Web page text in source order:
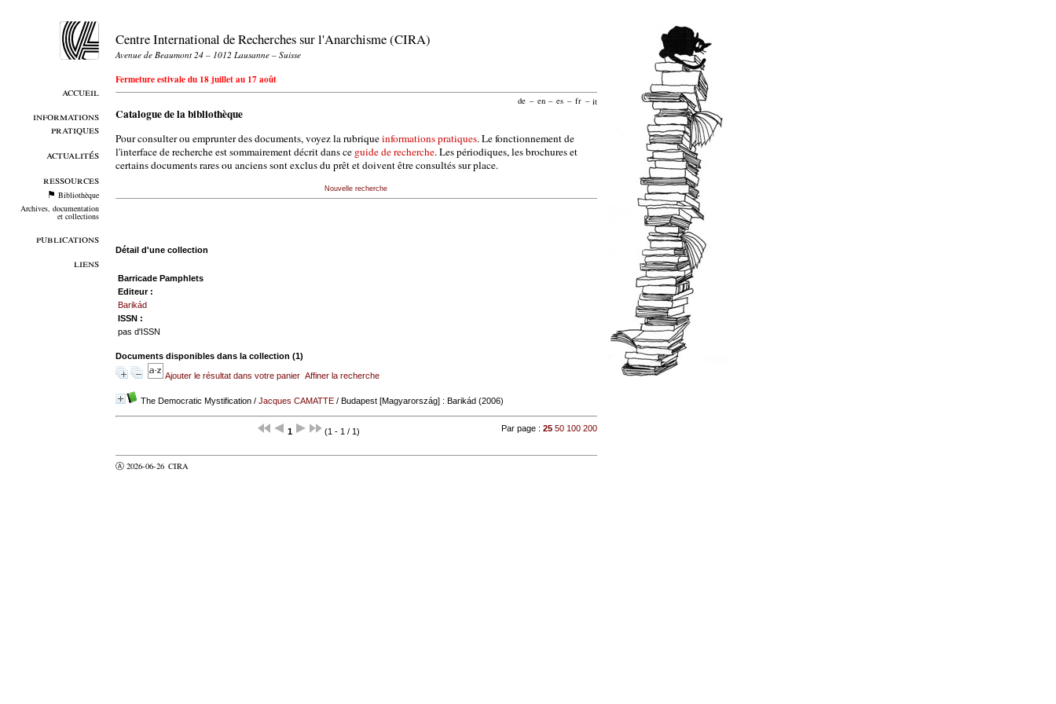
accueil
informations
pratiques
actualités
ressources
Bibliothèque
Archives, documentation
et collections
publications
liens
Centre International de Recherches sur l'Anarchisme (CIRA)
Avenue de Beaumont 24 – 1012 Lausanne – Suisse
Fermeture estivale du 18 juillet au 17 août
de – en – es – fr – it
Catalogue de la bibliothèque
Pour consulter ou emprunter des documents, voyez la rubriqueinformations pratiques. Le fonctionnement de
l'interface de recherche est sommairement décrit dans ce guide de recherche. Les périodiques, les brochures et
certains documents rares ou anciens sont exclus du prêt et doivent être consultés sur place.
Nouvelle recherche
Détail d'une collection
Barricade Pamphlets
Editeur :
Barikád
ISSN :
pas d'ISSN
Documents disponibles dans la collection (1)
Ajouter le résultat dans votre panier Affiner la recherche
The Democratic Mystification/ Jacques CAMATTE/ Budapest [Magyarország] : Barikád (2006)
1 (1 - 1 / 1) Par page :25 50 100 200
Ⓐ 2026-06-26 CIRA